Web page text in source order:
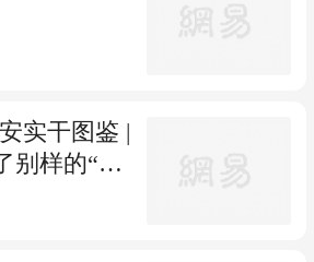
实干图鉴 |
别样的“红